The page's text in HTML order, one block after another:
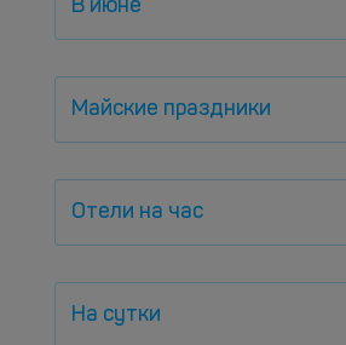
В июне
Майские праздники
Отели на час
На сутки